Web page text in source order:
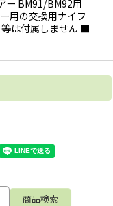
ー BM91/BM92用
用の交換用ナイフ
は付属しません ■